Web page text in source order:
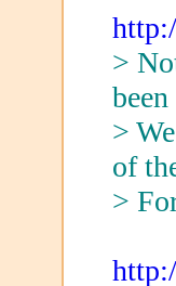
>
>
of
>